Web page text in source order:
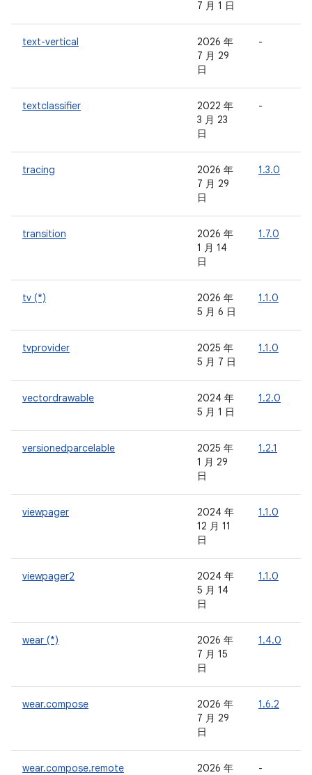
7 月 1 日
text-vertical
2026 年
7 月 29
日
-
textclassifier
2022 年
3 月 23
日
-
tracing
2026 年
7 月 29
日
1.3.0
transition
2026 年
1 月 14
日
1.7.0
tv (*)
2026 年
5 月 6 日
1.1.0
tvprovider
2025 年
5 月 7 日
1.1.0
vectordrawable
2024 年
5 月 1 日
1.2.0
versionedparcelable
2025 年
1 月 29
日
1.2.1
viewpager
2024 年
12 月 11
日
1.1.0
viewpager2
2024 年
5 月 14
日
1.1.0
wear (*)
2026 年
7 月 15
日
1.4.0
wear.compose
2026 年
7 月 29
日
1.6.2
wear.compose.remote
2026 年
-